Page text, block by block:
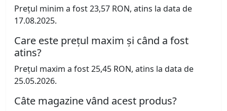
Prețul minim a fost 23,57 RON, atins la data de
17.08.2025.
Care este prețul maxim și când a fost
atins?
Prețul maxim a fost 25,45 RON, atins la data de
25.05.2026.
Câte magazine vând acest produs?